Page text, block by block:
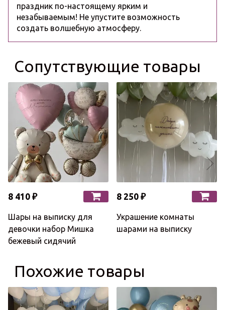
праздник по-настоящему ярким и
незабываемым! Не упустите возможность
создать волшебную атмосферу.
Сопутствующие товары
8 410 ₽
Шары на выписку для
девочки набор Мишка
бежевый сидячий
8 250 ₽
Украшение комнаты
шарами на выписку
Похожие товары